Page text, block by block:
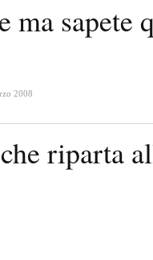
ma
2008
riparta